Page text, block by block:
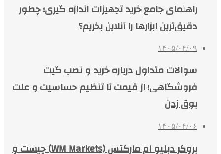
راهنمای جامع خرید تجهیزات اندازه گیری؛ چطور
دقیق‌ترین ابزارها را آنلاین بخریم؟
۱۴۰۵/۰۴/۰۹
سوالات متداول درباره خرید و نصب گیت
فروشگاهی؛ از قیمت تا تنظیم حساسیت و علت
بوق زدن
۱۴۰۵/۰۴/۰۶
بروکر دبلیو ام مارکتس (WM Markets) چیست و